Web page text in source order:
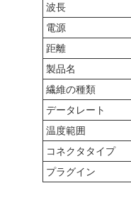
波長
電源
距離
製品名
繊維の種類
データレート
温度範囲
コネクタタイプ
プラグイン